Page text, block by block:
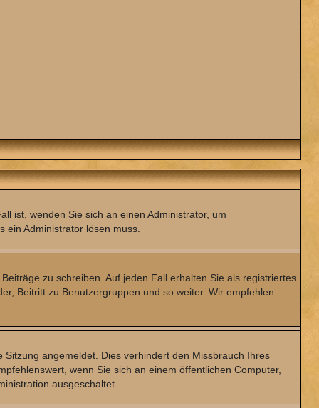
ist, wenden Sie sich an einen Administrator, um
ein Administrator lösen muss.
zu schreiben. Auf jeden Fall erhalten Sie als registriertes
Beitritt zu Benutzergruppen und so weiter. Wir empfehlen
angemeldet. Dies verhindert den Missbrauch Ihres
wenn Sie sich an einem öffentlichen Computer,
ausgeschaltet.